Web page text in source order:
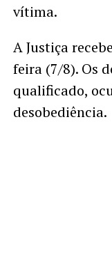
vítima.
A Justiça
feira (7/8). Os
qualificado,
desobediência.